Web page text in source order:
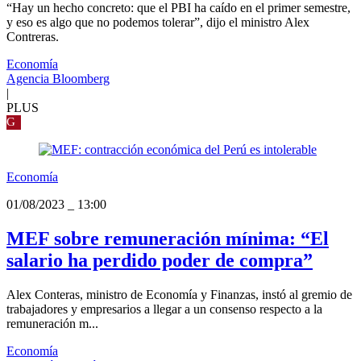
“Hay un hecho concreto: que el PBI ha caído en el primer semestre,
y eso es algo que no podemos tolerar”, dijo el ministro Alex
Contreras.
Economía
Agencia Bloomberg
|
PLUS
G
Economía
01/08/2023
13:00
MEF sobre remuneración mínima: “El
salario ha perdido poder de compra”
Alex Conteras, ministro de Economía y Finanzas, instó al gremio de
trabajadores y empresarios a llegar a un consenso respecto a la
remuneración m...
Economía